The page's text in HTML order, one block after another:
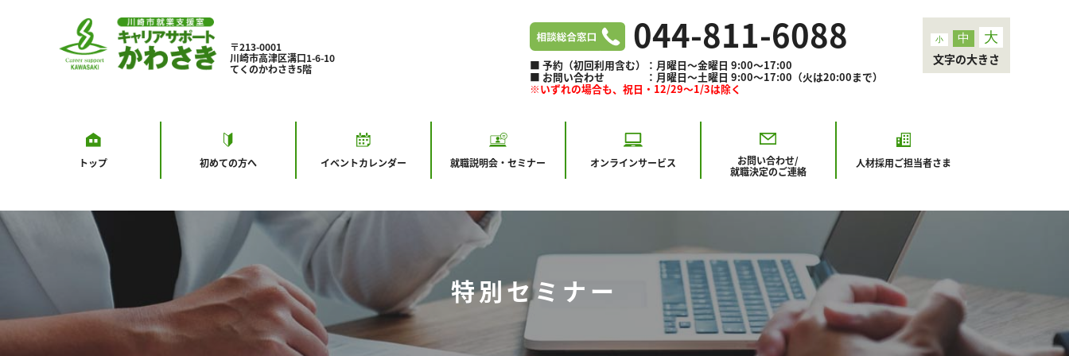
〒213-0001
川崎市高津区溝口1-6-10
てくのかわさき5階
044-811-6088
■ 予約（初回利用含む）：月曜日～金曜日 9:00～17:00
■ お問い合わせ ：月曜日～土曜日 9:00～17:00（火は20:00まで）
※いずれの場合も、祝日・12/29～1/3は除く
小 中
大
文字の大きさ
トップ 初めての方へ イベントカレンダー 就職説明会・セミナー オンラインサービス
お問い合わせ/
就職決定のご連絡
人材採用ご担当者さま
特別セミナー